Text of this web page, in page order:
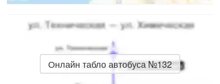
Онлайн табло автобуса №132